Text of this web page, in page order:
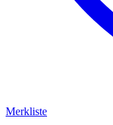
Merkliste